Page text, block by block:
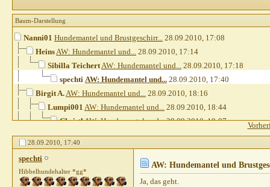
Baum-Darstellung
Nanni01 Hundemantel und Brustgeschirr... 28.09.2010, 17:08
HeinsAW: Hundemantel und... 28.09.2010, 17:14
Sibilla TeichertAW: Hundemantel und... 28.09.2010, 17:18
spechti AW: Hundemantel und... 28.09.2010, 17:40
Birgit A.AW: Hundemantel und... 28.09.2010, 18:16
Lumpi001 AW: Hundemantel und... 28.09.2010, 18:44
ChristlAW: Hundemantel und...28.09.2010,19:07
Katharina HFAW: Hundemantel und...28.09.2010,19:58
Sibilla TeichertAW: Hundemantel und...28.09.2010,
AW: Hundemantel und...28.09.2010,19:39
GastAW: Hundemantel und...28.09.2010,21:05
28.09.2010, 17:40
spechti
Hibbelhundehalter *gg*
AW: Hundemantel und
Ja, das geht.